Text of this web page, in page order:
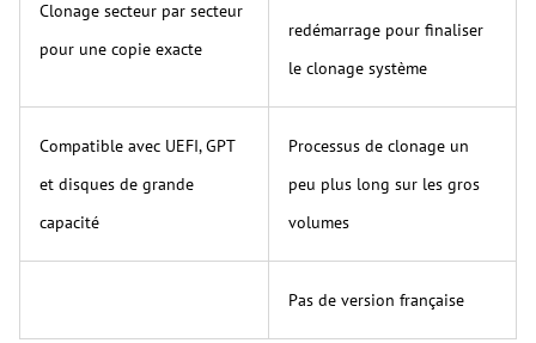
Clonage secteur par secteur
pour une copie exacte
redémarrage pour finaliser
le clonage système
Compatible avec UEFI, GPT
et disques de grande
capacité
Processus de clonage un
peu plus long sur les gros
volumes
Pas de version française